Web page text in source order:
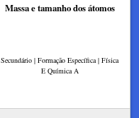
Massa e tamanho dos átomos
Secundário | Formação Específica | Física
E Química A